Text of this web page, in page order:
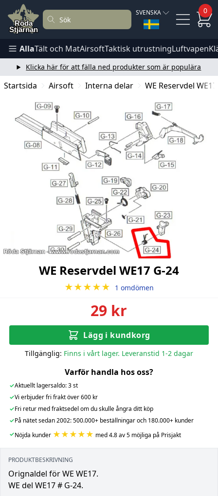
SVENSKA 0
AllaTält och MatAirsoftTaktisk utrustningLuftvapen
Klicka här för att fälla ned produkter som är populära
Startsida Airsoft Interna delar WE Reservdel
WE Reservdel WE17 G-24
★★★★★ 1 omdömen
29 kr
Lägg i kundkorg
Tillgänglig: Finns i vårt lager. Leveranstid 1-2 dagar
Varför handla hos oss?
✓Aktuellt lagersaldo: 3 st
✓Vi erbjuder fri frakt över 600 kr
✓Fri retur med fraktsedel om du skulle ångra ditt köp
✓På nätet sedan 2002: 500.000+ beställningar och 180.000+ kunder
✓Nöjda kunder ★★★★★ med 4.8 av 5 möjliga på Prisjakt
PRODUKTBESKRIVNING
Orignaldel för WE WE17.
WE del WE17 # G-24.